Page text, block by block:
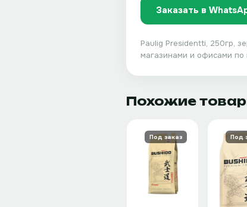
Заказать в
Paulig Presidentti, 250гр,
магазинами и офисами по
Похожие
Под заказ Под